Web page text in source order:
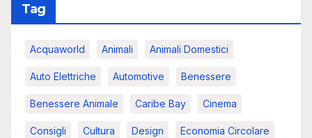
Tag
Acquaworld Animali Animali Domestici
Auto Elettriche Automotive Benessere
Benessere Animale Caribe Bay Cinema
Consigli Cultura Design Economia Circolare